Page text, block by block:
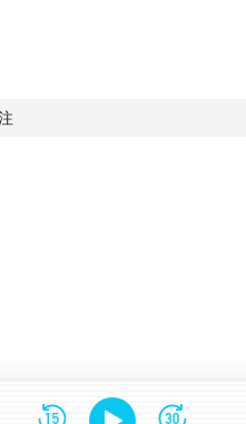
书在实际投资中的运用。朱
均值回归，关注企业内在价
投资很有效，A股波动大、轮
利的例子，强调多想一步、